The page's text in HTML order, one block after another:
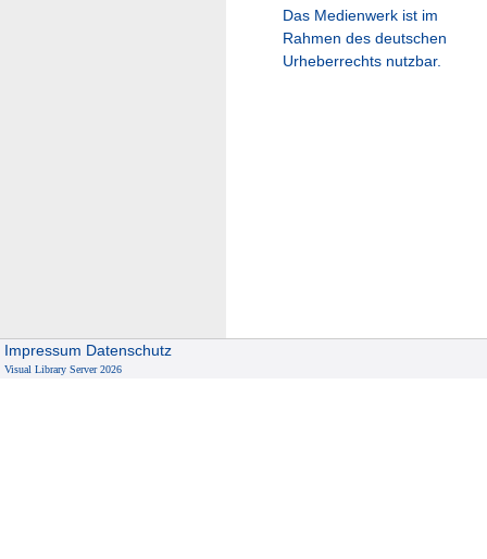
Das Medienwerk ist im
Rahmen des deutschen
Urheberrechts nutzbar.
Impressum Datenschutz
Visual Library Server 2026